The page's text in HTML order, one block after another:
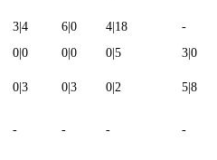
3|4 6|0 4|18 -
0|0 0|0 0|5 3|0
0|3 0|3 0|2 5|8
- - - -